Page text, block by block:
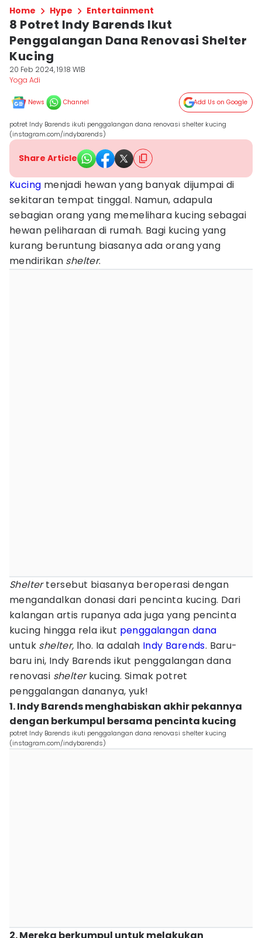
Home Hype Entertainment
8 Potret Indy Barends Ikut
Penggalangan Dana Renovasi Shelter
Kucing
20 Feb 2024, 19:18 WIB
Yoga Adi
News Channel Add Us on Google
potret Indy Barends ikuti penggalangan dana renovasi shelter kucing
(instagram.com/indybarends)
Share Article
Kucing menjadi hewan yang banyak dijumpai di
sekitaran tempat tinggal. Namun, adapula
sebagian orang yang memelihara kucing sebagai
hewan peliharaan di rumah. Bagi kucing yang
kurang beruntung biasanya ada orang yang
mendirikan shelter.
Sheltertersebut biasanya beroperasi dengan
mengandalkan donasi dari pencinta kucing. Dari
kalangan artis rupanya ada juga yang pencinta
kucing hingga rela ikut penggalangan dana
untuk shelter, lho. Ia adalah Indy Barends. Baru-
baru ini, Indy Barends ikut penggalangan dana
renovasi shelterkucing. Simak potret
penggalangan dananya, yuk!
1. Indy Barends menghabiskan akhir pekannya
dengan berkumpul bersama pencinta kucing
potret Indy Barends ikuti penggalangan dana renovasi shelter kucing
(instagram.com/indybarends)